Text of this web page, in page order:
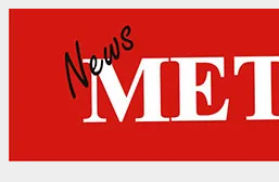
content